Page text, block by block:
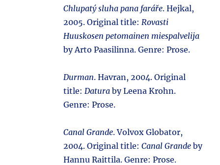
Chlupatý sluha pana faráře. Hejkal,
2005. Original title:Rovasti
Huuskosen petomainen miespalvelija
by Arto Paasilinna. Genre: Prose.
Durman. Havran, 2004. Original
title:Datura by Leena Krohn.
Genre: Prose.
Canal Grande. Volvox Globator,
2004. Original title:Canal Grande by
Hannu Raittila. Genre: Prose.